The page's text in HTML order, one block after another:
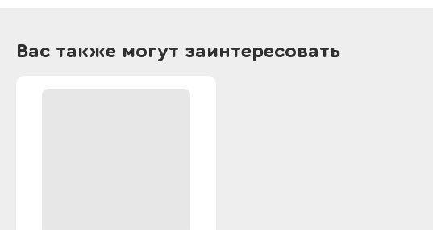
Вас также могут заинтересовать